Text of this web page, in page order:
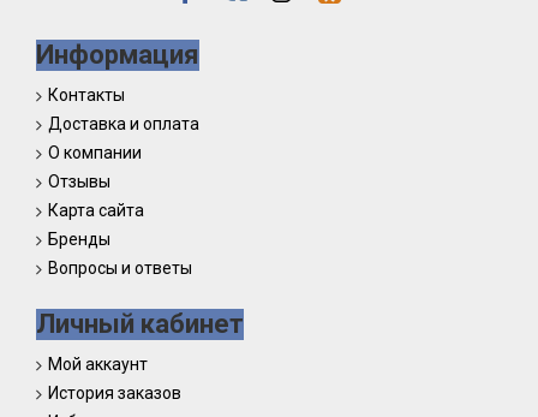
Информация
Контакты
Доставка и оплата
О компании
Отзывы
Карта сайта
Бренды
Вопросы и ответы
Личный кабинет
Мой аккаунт
История заказов